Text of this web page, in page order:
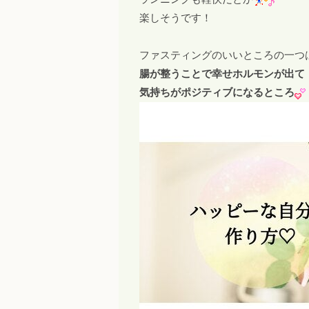
楽しそうです！
ファスティングのいいところの一つ
腸が整うことで幸せホルモンが出て
気持ちがポジティブになるところ